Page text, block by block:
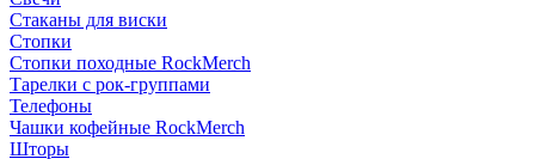
Стаканы для виски
Стопки
Стопки походные RockMerch
Тарелки с рок-группами
Телефоны
Чашки кофейные RockMerch
Шторы